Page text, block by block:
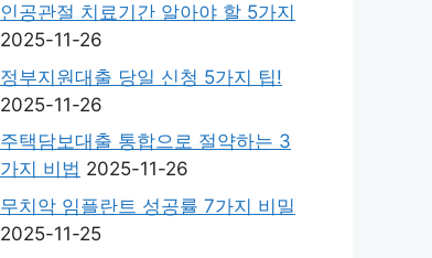
인공관절 치료기간 알아야 할 5가지
2025-11-26
정부지원대출 당일 신청 5가지 팁!
2025-11-26
주택담보대출 통합으로 절약하는 3
가지 비법 2025-11-26
무치악 임플란트 성공률 7가지 비밀
2025-11-25